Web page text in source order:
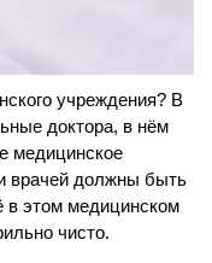
учреждения? В
доктора, в нём
медицинское
врачей должны быть
в этом медицинском
чисто.